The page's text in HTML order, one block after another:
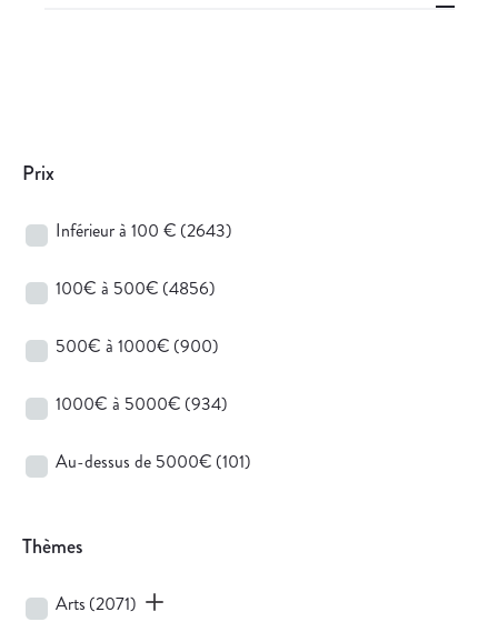
Prix
Inférieur à 100 € (2643)
100€ à 500€ (4856)
500€ à 1000€ (900)
1000€ à 5000€ (934)
Au-dessus de 5000€ (101)
Thèmes
Arts (2071)